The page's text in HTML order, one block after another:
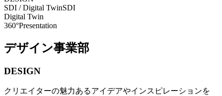
SDI / Digital TwinSDI
Digital Twin
360°Presentation
デザイン事業部
DESIGN
クリエイターの魅力あるアイデアやインスピレーションを